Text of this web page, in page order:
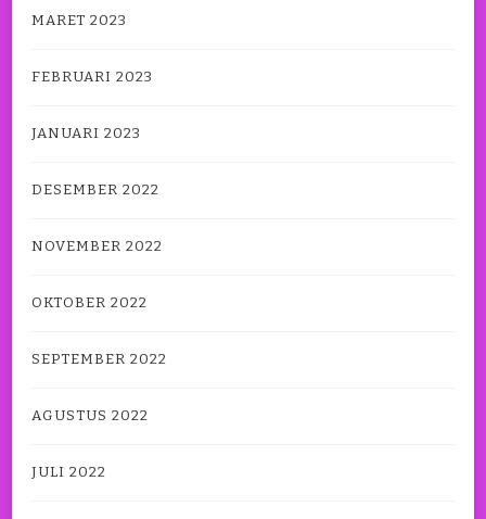
MARET 2023
FEBRUARI 2023
JANUARI 2023
DESEMBER 2022
NOVEMBER 2022
OKTOBER 2022
SEPTEMBER 2022
AGUSTUS 2022
JULI 2022